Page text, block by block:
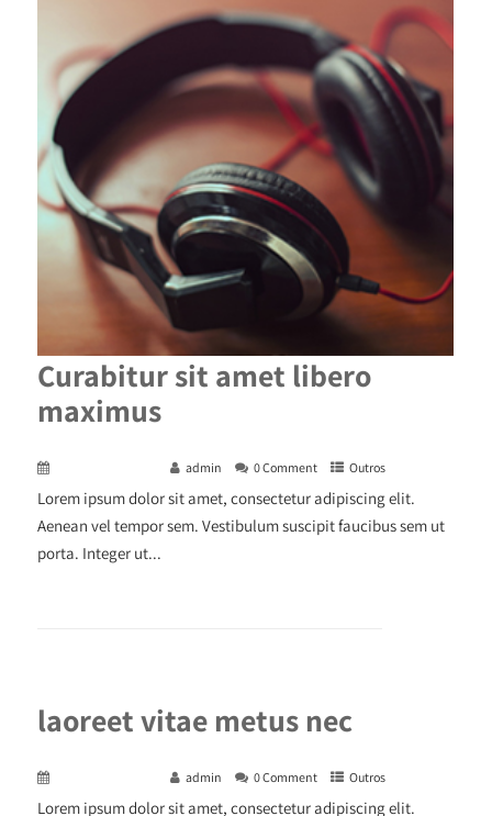
Curabitur sit amet libero
maximus
admin 0 Comment Outros
Lorem ipsum dolor sit amet, consectetur adipiscing elit.
Aenean vel tempor sem. Vestibulum suscipit faucibus sem ut
porta. Integer ut...
laoreet vitae metus nec
admin 0 Comment Outros
Lorem ipsum dolor sit amet, consectetur adipiscing elit.